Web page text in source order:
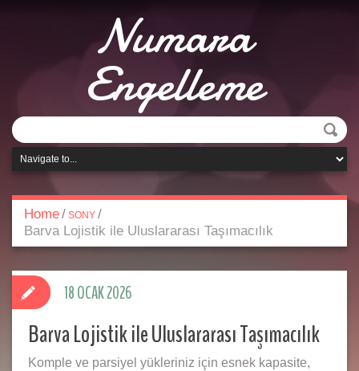
Numara
Engelleme
Home/ SONY /
Barva Lojistik ile Uluslararası Taşımacılık
Barva Lojistik ile Uluslararası Taşımacılık
Komple ve parsiyel yükleriniz için esnek kapasite,
18 OCAK 2026